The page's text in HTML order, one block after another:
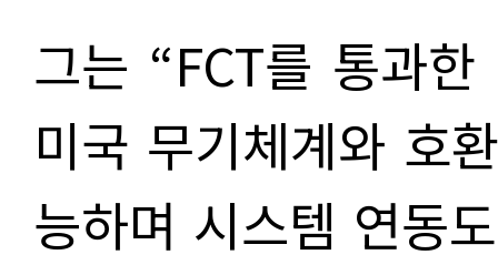
그는 “FCT를 통과
미국 무기체계와 호
능하며 시스템 연동